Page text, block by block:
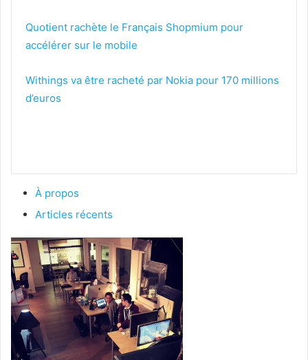
Quotient rachète le Français Shopmium pour
accélérer sur le mobile
Withings va être racheté par Nokia pour 170 millions
d’euros
À propos
Articles récents